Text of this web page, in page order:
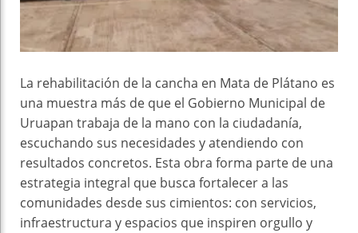
La rehabilitación de la cancha en Mata de Plátano es
una muestra más de que el Gobierno Municipal de
Uruapan trabaja de la mano con la ciudadanía,
escuchando sus necesidades y atendiendo con
resultados concretos. Esta obra forma parte de una
estrategia integral que busca fortalecer a las
comunidades desde sus cimientos: con servicios,
infraestructura y espacios que inspiren orgullo y